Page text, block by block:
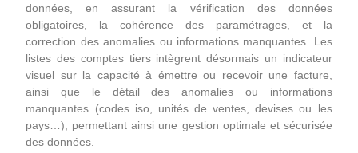
données, en assurant la vérification des données
obligatoires, la cohérence des paramétrages, et la
correction des anomalies ou informations manquantes. Les
listes des comptes tiers intègrent désormais un indicateur
visuel sur la capacité à émettre ou recevoir une facture,
ainsi que le détail des anomalies ou informations
manquantes (codes iso, unités de ventes, devises ou les
pays…), permettant ainsi une gestion optimale et sécurisée
des données.